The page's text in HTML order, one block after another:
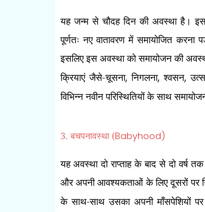
यह जन्म से चौदह दिन की अवस्था है।
पूर्णतः नए वातावरण में समायोजित करना
इसलिए इस अवस्था को समायोजन की
क्रियाएं जैसे-चूसना,निगलना,श्वसन,
विभिन्न नवीन परिस्थितियों के साथ
3. बचपनावस्था (Babyhood)
यह अवस्था दो राप्ताह के बाद से दो वर्ष
और अपनी आवश्यकताओं के लिए दूसरों पर
के साथ-साथ उसका अपनी माँसपेशियों पर